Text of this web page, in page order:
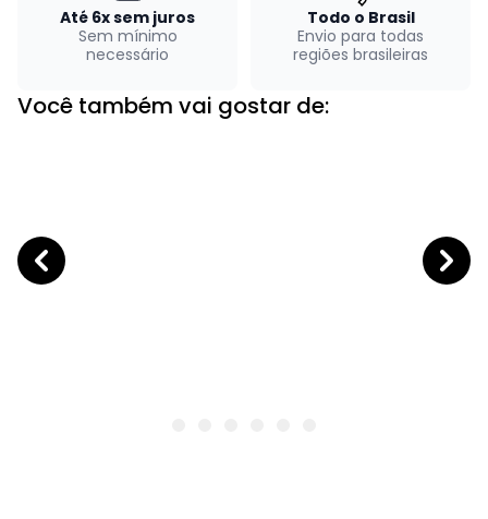
Até 6x sem juros
Sem mínimo
necessário
Todo o Brasil
Envio para todas
regiões brasileiras
Você também vai gostar de: